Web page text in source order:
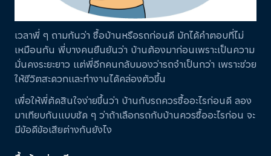
เวลาพี่ ๆ ถามกันว่า ซื้อบ้านหรือรถก่อนดี มักได้คำตอบที่ไม่
เหมือนกัน พี่บางคนยืนยันว่า บ้านต้องมาก่อนเพราะเป็นความ
มั่นคงระยะยาว แต่พี่อีกคนกลับมองว่ารถจำเป็นกว่า เพราะช่วย
ให้ชีวิตสะดวกและทำงานได้คล่องตัวขึ้น
เพื่อให้พี่ตัดสินใจง่ายขึ้นว่า บ้านกับรถควรซื้ออะไรก่อนดี ลอง
มาเทียบกันแบบชัด ๆ ว่าถ้าเลือกรถกับบ้านควรซื้ออะไรก่อน จะ
มีข้อดีข้อเสียต่างกันยังไง